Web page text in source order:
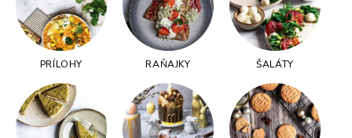
PRÍLOHY RAŇAJKY ŠALÁTY